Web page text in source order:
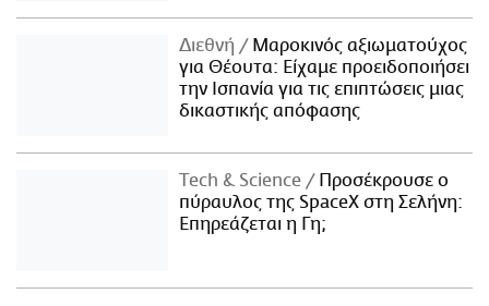
Διεθνή
Μαροκινός αξιωματούχος
για Θέουτα: Είχαμε προειδοποιήσει
την Ισπανία για τις επιπτώσεις μιας
δικαστικής απόφασης
Τech & Science
Προσέκρουσε ο
πύραυλος της SpaceX στη Σελήνη:
Επηρεάζεται η Γη;